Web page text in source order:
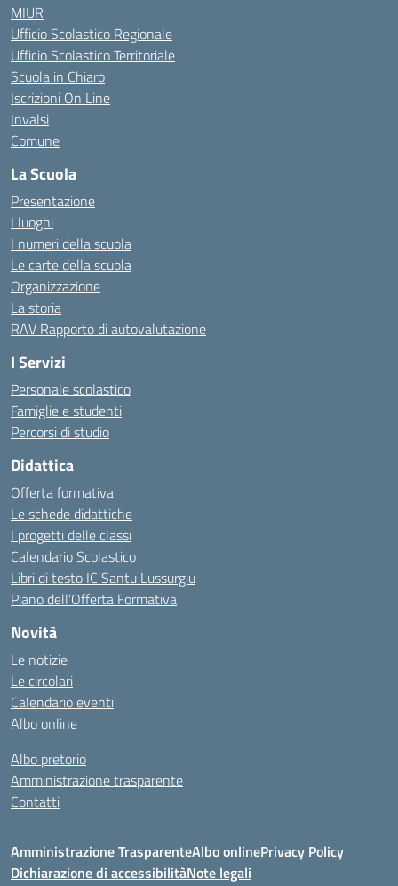
MIUR
Ufficio Scolastico Regionale
Ufficio Scolastico Territoriale
Scuola in Chiaro
Iscrizioni On Line
Invalsi
Comune
La Scuola
Presentazione
I luoghi
I numeri della scuola
Le carte della scuola
Organizzazione
La storia
RAV Rapporto di autovalutazione
I Servizi
Personale scolastico
Famiglie e studenti
Percorsi di studio
Didattica
Offerta formativa
Le schede didattiche
I progetti delle classi
Calendario Scolastico
Libri di testo IC Santu Lussurgiu
Piano dell’Offerta Formativa
Novità
Le notizie
Le circolari
Calendario eventi
Albo online
Albo pretorio
Amministrazione trasparente
Contatti
Amministrazione TrasparenteAlbo onlinePrivacy Policy
Dichiarazione di accessibilitàNote legali